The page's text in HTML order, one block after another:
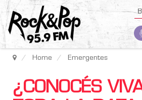
Home Emergentes
¿CONOCÉS